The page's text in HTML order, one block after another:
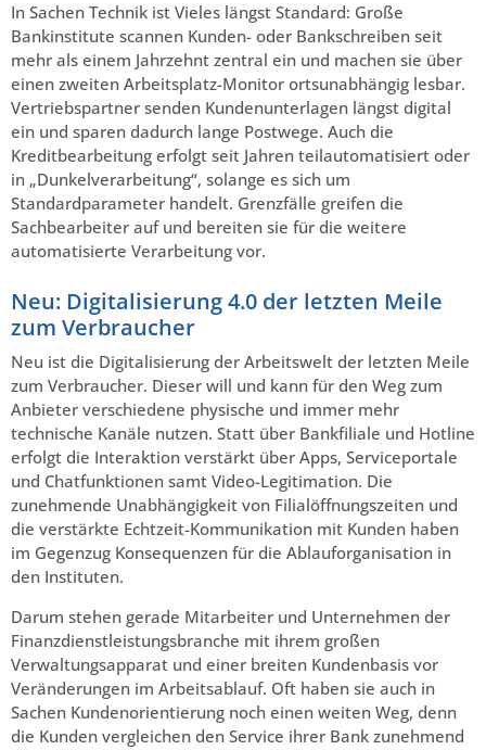
In Sachen Technik ist Vieles längst Standard: Große
Bankinstitute scannen Kunden- oder Bankschreiben seit
mehr als einem Jahrzehnt zentral ein und machen sie über
einen zweiten Arbeitsplatz-Monitor ortsunabhängig lesbar.
Vertriebspartner senden Kundenunterlagen längst digital
ein und sparen dadurch lange Postwege. Auch die
Kreditbearbeitung erfolgt seit Jahren teilautomatisiert oder
in „Dunkelverarbeitung“, solange es sich um
Standardparameter handelt. Grenzfälle greifen die
Sachbearbeiter auf und bereiten sie für die weitere
automatisierte Verarbeitung vor.
Neu: Digitalisierung 4.0 der letzten Meile
zum Verbraucher
Neu ist die Digitalisierung der Arbeitswelt der letzten Meile
zum Verbraucher. Dieser will und kann für den Weg zum
Anbieter verschiedene physische und immer mehr
technische Kanäle nutzen. Statt über Bankfiliale und Hotline
erfolgt die Interaktion verstärkt über Apps, Serviceportale
und Chatfunktionen samt Video-Legitimation. Die
zunehmende Unabhängigkeit von Filialöffnungszeiten und
die verstärkte Echtzeit-Kommunikation mit Kunden haben
im Gegenzug Konsequenzen für die Ablauforganisation in
den Instituten.
Darum stehen gerade Mitarbeiter und Unternehmen der
Finanzdienstleistungsbranche mit ihrem großen
Verwaltungsapparat und einer breiten Kundenbasis vor
Veränderungen im Arbeitsablauf. Oft haben sie auch in
Sachen Kundenorientierung noch einen weiten Weg, denn
die Kunden vergleichen den Service ihrer Bank zunehmend